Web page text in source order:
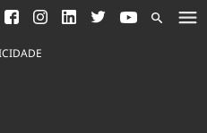
Saneamento
Indicadores